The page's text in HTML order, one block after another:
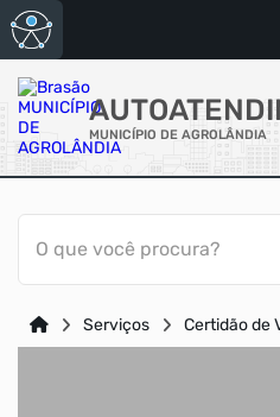
MUNICÍPIO DE AGROLÂNDIA
ACESSO RÁPIDO
Acessibilidade
Diário Oficial
O que você procura?
Serviços Certidão de